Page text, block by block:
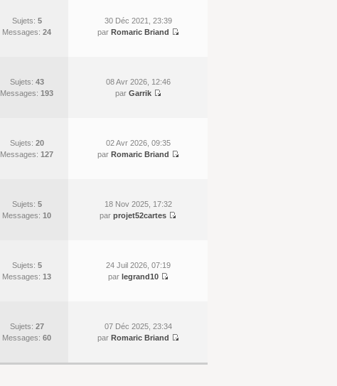
Sujets: 5
Messages: 24
30 Déc 2021, 23:39
par Romaric Briand
Sujets: 43
Messages: 193
08 Avr 2026, 12:46
par Garrik
Sujets: 20
Messages: 127
02 Avr 2026, 09:35
par Romaric Briand
Sujets: 5
Messages: 10
18 Nov 2025, 17:32
par projet52cartes
Sujets: 5
Messages: 13
24 Juil 2026, 07:19
par legrand10
Sujets: 27
Messages: 60
07 Déc 2025, 23:34
par Romaric Briand